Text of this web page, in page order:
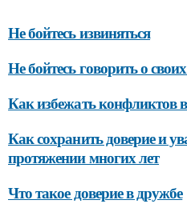
Не бойтесь извиняться
Не бойтесь говорить о
Как избежать конфликтов
Как сохранить доверие и
протяжении многих лет
Что такое доверие в дружбе